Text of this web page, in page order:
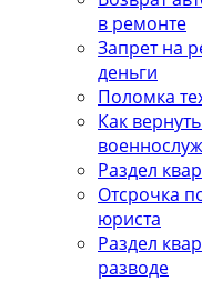
в ремонте
Запрет на
деньги
Поломка
Как
Раздел
Отсрочка
юриста
Раздел
разводе